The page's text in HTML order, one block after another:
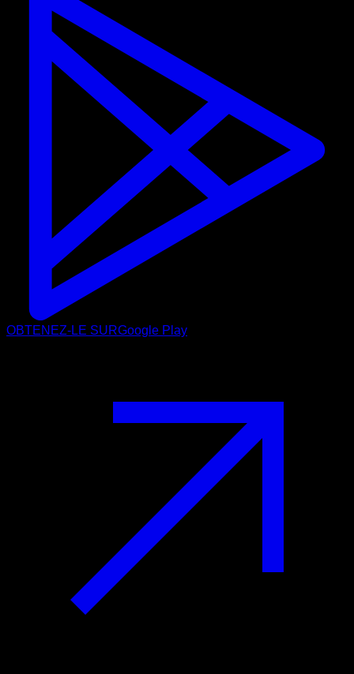
OBTENEZ-LE SURGoogle Play